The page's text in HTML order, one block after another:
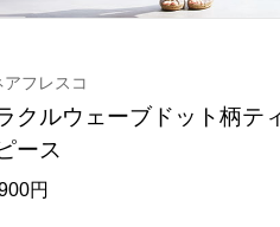
アフレスコ
クルウェーブドット柄テ
ース
円